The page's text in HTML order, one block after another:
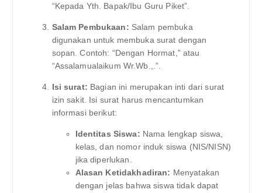
“Kepada Yth. Bapak/Ibu Guru Piket”.
Salam Pembukaan: Salam pembuka
digunakan untuk membuka surat dengan
sopan. Contoh: “Dengan Hormat,” atau
“Assalamualaikum Wr.Wb.,.”.
Isi surat: Bagian ini merupakan inti dari surat
izin sakit. Isi surat harus mencantumkan
informasi berikut:
Identitas Siswa: Nama lengkap siswa,
kelas, dan nomor induk siswa (NIS/NISN)
jika diperlukan.
Alasan Ketidakhadiran: Menyatakan
dengan jelas bahwa siswa tidak dapat